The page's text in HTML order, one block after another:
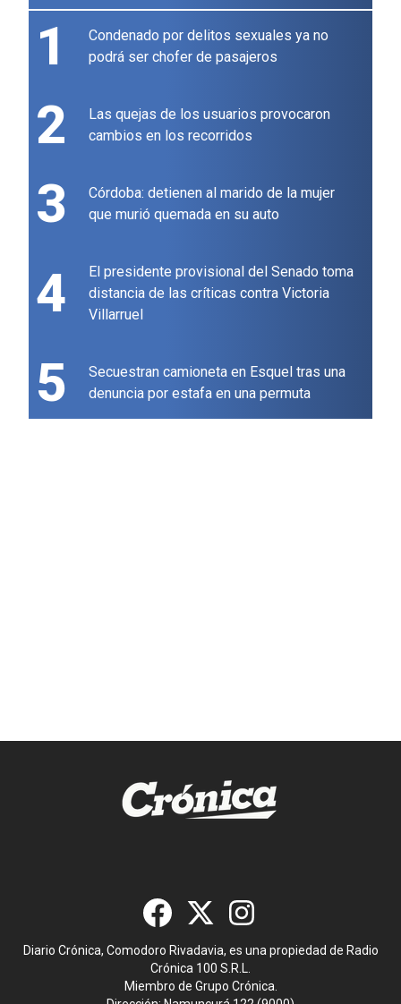
1
Condenado por delitos sexuales ya no
podrá ser chofer de pasajeros
2
Las quejas de los usuarios provocaron
cambios en los recorridos
3
Córdoba: detienen al marido de la mujer
que murió quemada en su auto
4
El presidente provisional del Senado toma
distancia de las críticas contra Victoria
Villarruel
5
Secuestran camioneta en Esquel tras una
denuncia por estafa en una permuta
Diario Crónica, Comodoro Rivadavia, es una propiedad de Radio
Crónica 100 S.R.L.
Miembro de Grupo Crónica.